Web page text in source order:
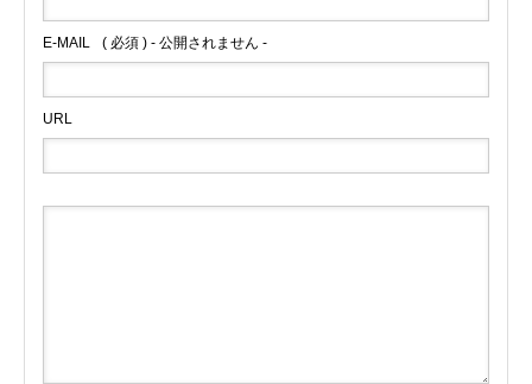
E-MAIL ( 必須 ) - 公開されません -
URL